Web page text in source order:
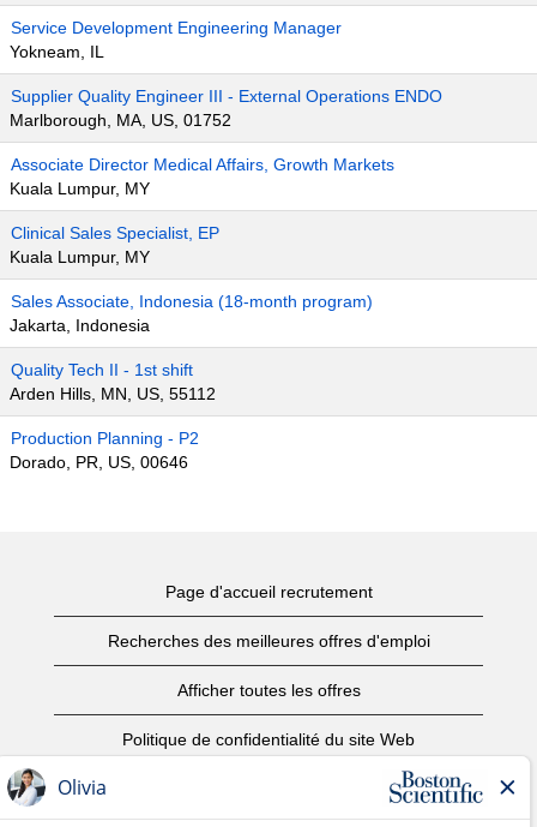
Service Development Engineering Manager
Yokneam, IL
Supplier Quality Engineer III - External Operations ENDO
Marlborough, MA, US, 01752
Associate Director Medical Affairs, Growth Markets
Kuala Lumpur, MY
Clinical Sales Specialist, EP
Kuala Lumpur, MY
Sales Associate, Indonesia (18-month program)
Jakarta, Indonesia
Quality Tech II - 1st shift
Arden Hills, MN, US, 55112
Production Planning - P2
Dorado, PR, US, 00646
Page d'accueil recrutement
Recherches des meilleures offres d'emploi
Afficher toutes les offres
Politique de confidentialité du site Web